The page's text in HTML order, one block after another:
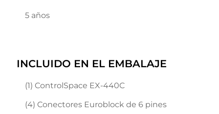
5 años
INCLUIDO EN EL EMBALAJE
(1) ControlSpace EX-440C
(4) Conectores Euroblock de 6 pines